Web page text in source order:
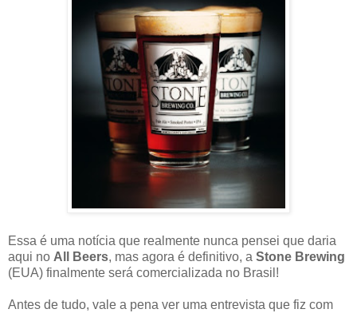
Essa é uma notícia que realmente nunca pensei que daria
aqui no All Beers, mas agora é definitivo, a Stone Brewing
(EUA) finalmente será comercializada no Brasil!
Antes de tudo, vale a pena ver uma entrevista que fiz com